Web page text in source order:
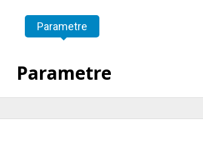
Parametre
Parametre